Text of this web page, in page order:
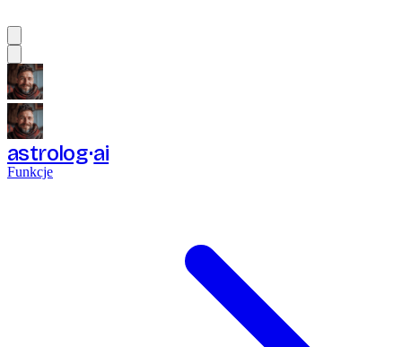
astrolog ai
Funkcje